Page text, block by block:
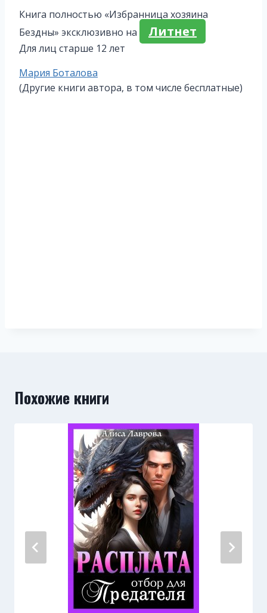
Книга полностью «Избранница хозяина
Бездны» эксклюзивно на
Литнет
Для лиц старше 12 лет
Метки
записи:
Мария Боталова
(Другие книги автора, в том числе бесплатные)
Похожие книги